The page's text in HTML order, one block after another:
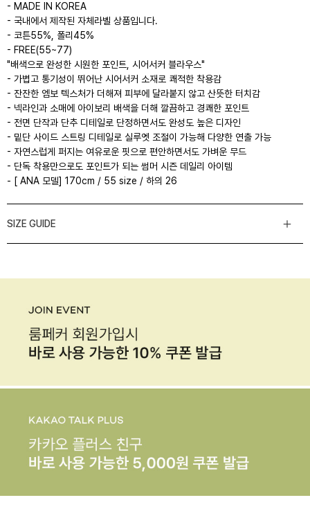
- MADE IN KOREA
- 국내에서 제작된 자체라벨 상품입니다.
- 코튼55%, 폴리45%
- FREE(55~77)
"배색으로 완성한 시원한 포인트, 시어서커 블라우스"
- 가볍고 통기성이 뛰어난 시어서커 소재로 쾌적한 착용감
- 잔잔한 엠보 텍스처가 더해져 피부에 달라붙지 않고 산뜻한 터치감
- 넥라인과 소매에 아이보리 배색을 더해 깔끔하고 경쾌한 포인트
- 전면 단작과 단추 디테일로 단정하면서도 완성도 높은 디자인
- 밑단 사이드 스트링 디테일로 실루엣 조절이 가능해 다양한 연출 가능
- 자연스럽게 퍼지는 여유로운 핏으로 편안하면서도 가벼운 무드
- 단독 착용만으로도 포인트가 되는 썸머 시즌 데일리 아이템
- [ ANA 모델] 170cm / 55 size / 하의 26
SIZE GUIDE